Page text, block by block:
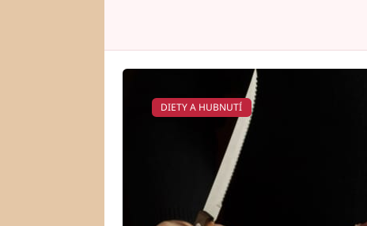
DIETY A HUBNUTÍ